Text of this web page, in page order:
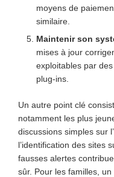
moyens de
similaire.
Maintenir son
mises à jour
exploitables par
plug-ins.
Un autre point clé
notamment les plus
discussions simples sur
l’identification des sites
fausses alertes
sûr. Pour les familles,